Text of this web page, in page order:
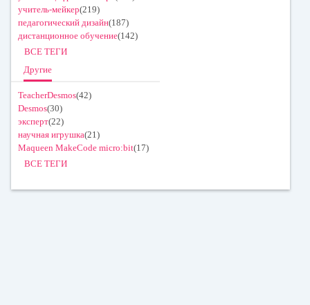
учитель-мейкер(219)
педагогический дизайн(187)
дистанционное обучение(142)
ВСЕ ТЕГИ
Другие
TeacherDesmos(42)
Desmos(30)
эксперт(22)
научная игрушка(21)
Maqueen MakeCode micro:bit(17)
ВСЕ ТЕГИ